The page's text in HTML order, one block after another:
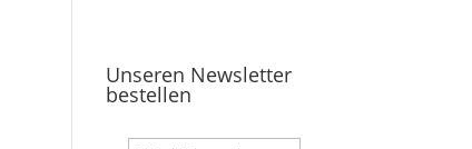
Unseren Newsletter
bestellen